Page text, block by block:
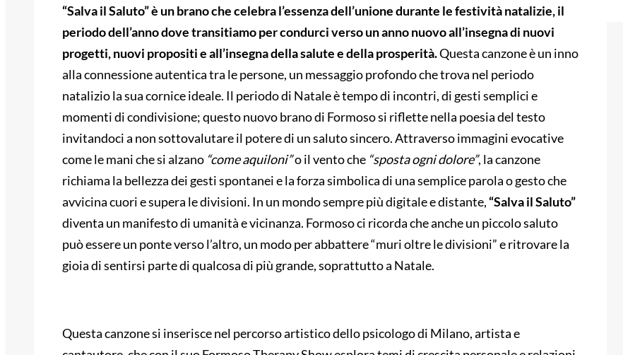
“Salva il Saluto” è un brano che celebra l’essenza dell’unione durante le festività natalizie, il
periodo dell’anno dove transitiamo per condurci verso un anno nuovo all’insegna di nuovi
progetti, nuovi propositi e all’insegna della salute e della prosperità.Questa canzone è un inno
alla connessione autentica tra le persone, un messaggio profondo che trova nel periodo
natalizio la sua cornice ideale. Il periodo di Natale è tempo di incontri, di gesti semplici e
momenti di condivisione; questo nuovo brano di Formoso si riflette nella poesia del testo
invitandoci a non sottovalutare il potere di un saluto sincero. Attraverso immagini evocative
come le mani che si alzano “come aquiloni”o il vento che “sposta ogni dolore”, la canzone
richiama la bellezza dei gesti spontanei e la forza simbolica di una semplice parola o gesto che
avvicina cuori e supera le divisioni. In un mondo sempre più digitale e distante, “Salva il Saluto”
diventa un manifesto di umanità e vicinanza. Formoso ci ricorda che anche un piccolo saluto
può essere un ponte verso l’altro, un modo per abbattere “muri oltre le divisioni” e ritrovare la
gioia di sentirsi parte di qualcosa di più grande, soprattutto a Natale.
Questa canzone si inserisce nel percorso artistico dello psicologo di Milano, artista e